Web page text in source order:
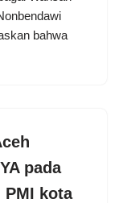
bahwa
pada
PMI kota